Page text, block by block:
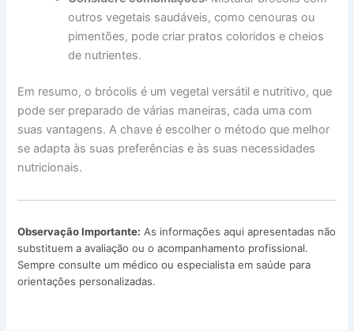
outros vegetais saudáveis, como cenouras ou
pimentões, pode criar pratos coloridos e cheios
de nutrientes.
Em resumo, o brócolis é um vegetal versátil e nutritivo, que
pode ser preparado de várias maneiras, cada uma com
suas vantagens. A chave é escolher o método que melhor
se adapta às suas preferências e às suas necessidades
nutricionais.
Observação Importante: As informações aqui apresentadas não
substituem a avaliação ou o acompanhamento profissional.
Sempre consulte um médico ou especialista em saúde para
orientações personalizadas.